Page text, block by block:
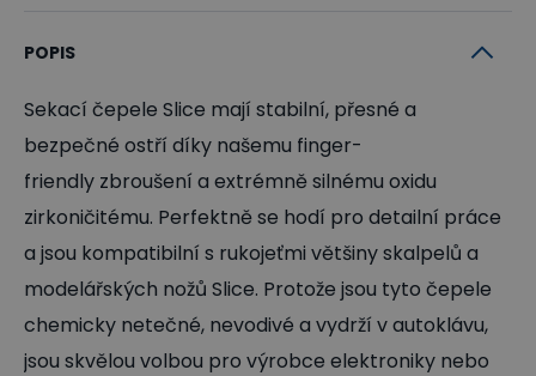
POPIS
Sekací čepele Slice mají stabilní, přesné a
bezpečné ostří díky našemu finger-
friendly zbroušení a extrémně silnému oxidu
zirkoničitému. Perfektně se hodí pro detailní práce
a jsou kompatibilní s rukojeťmi většiny skalpelů a
modelářských nožů Slice. Protože jsou tyto čepele
chemicky netečné, nevodivé a vydrží v autoklávu,
jsou skvělou volbou pro výrobce elektroniky nebo